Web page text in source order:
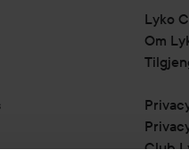
Lyko
Om
Club